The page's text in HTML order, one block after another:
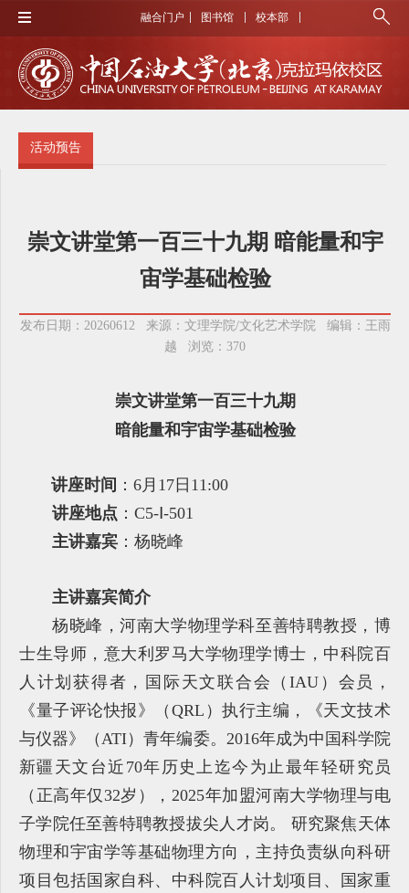
融合门户 图书馆 校本部
活动预告
崇文讲堂第一百三十九期 暗能量和宇
宙学基础检验
发布日期：20260612 来源：文理学院/文化艺术学院 编辑：王雨
越 浏览： 370
崇文讲堂第一百三十九期
暗能量和宇宙学基础检验
讲座时间 ：6月17日11:00
讲座地点 ：C5-Ⅰ-501
主讲嘉宾 ：杨晓峰
主讲嘉宾简介
杨晓峰，河南大学物理学科至善特聘教授，博
士生导师，意大利罗马大学物理学博士，中科院百
人计划获得者，国际天文联合会（IAU）会员，
《量子评论快报》（QRL）执行主编，《天文技术
与仪器》（ATI）青年编委。2016年成为中国科学院
新疆天文台近70年历史上迄今为止最年轻研究员
（正高年仅32岁），2025年加盟河南大学物理与电
子学院任至善特聘教授拔尖人才岗。 研究聚焦天体
物理和宇宙学等基础物理方向，主持负责纵向科研
项目包括国家自科、中科院百人计划项目、国家重